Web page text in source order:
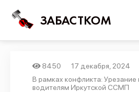
ЗАБАСТКОМ
Войти
8450
17 декабря, 2024
В рамках конфликта: Урезание
водителям Иркутской ССМП